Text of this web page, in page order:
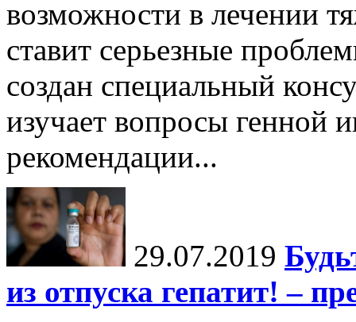
возможности в лечении
ставит серьезные
создан специальный
изучает вопросы генной
рекомендации...
29.07.2019
из отпуска гепатит! –